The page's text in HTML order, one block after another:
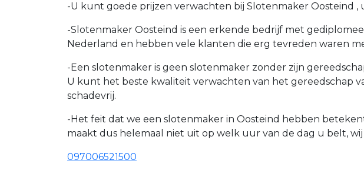
-U kunt goede prijzen verwachten bij Slotenmaker Oosteind
-Slotenmaker Oosteind is een erkende bedrijf met
Nederland en hebben vele klanten die erg tevreden waren
-Een slotenmaker is geen slotenmaker zonder zijn
U kunt het beste kwaliteit verwachten van het gereedschap
schadevrij.
-Het feit dat we een slotenmaker in Oosteind hebben
maakt dus helemaal niet uit op welk uur van de dag u belt, wij
097006521500